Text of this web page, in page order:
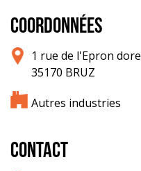
COORDONNÉES
1 rue de l'Epron dore
35170 BRUZ
Autres industries
CONTACT